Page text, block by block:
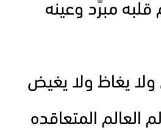
مبرّد وعينه
يغاظ ولا يغيض
العالم المتعاقده